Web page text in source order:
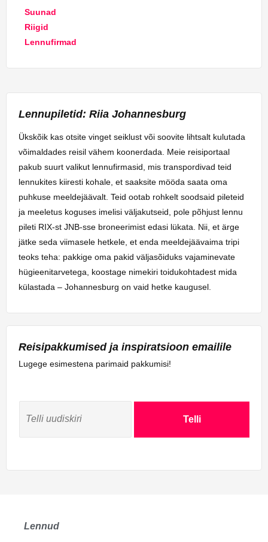
Suunad
Riigid
Lennufirmad
Lennupiletid: Riia Johannesburg
Ükskõik kas otsite vinget seiklust või soovite lihtsalt kulutada
võimaldades reisil vähem koonerdada. Meie reisiportaal
pakub suurt valikut lennufirmasid, mis transpordivad teid
lennukites kiiresti kohale, et saaksite mööda saata oma
puhkuse meeldejäävalt. Teid ootab rohkelt soodsaid pileteid
ja meeletus koguses imelisi väljakutseid, pole põhjust lennu
pileti RIX-st JNB-sse broneerimist edasi lükata. Nii, et ärge
jätke seda viimasele hetkele, et enda meeldejäävaima tripi
teoks teha: pakkige oma pakid väljasõiduks vajaminevate
hügieenitarvetega, koostage nimekiri toidukohtadest mida
külastada – Johannesburg on vaid hetke kaugusel.
Reisipakkumised ja inspiratsioon emailile
Lugege esimestena parimaid pakkumisi!
Telli
Lennud